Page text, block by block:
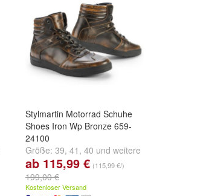
Stylmartin Motorrad Schuhe
Shoes Iron Wp Bronze 659-
24100
Größe: 39, 41 , 40 und weitere
...
ab 115,99 € (115,99 €/)
199,00 €
Kostenloser Versand